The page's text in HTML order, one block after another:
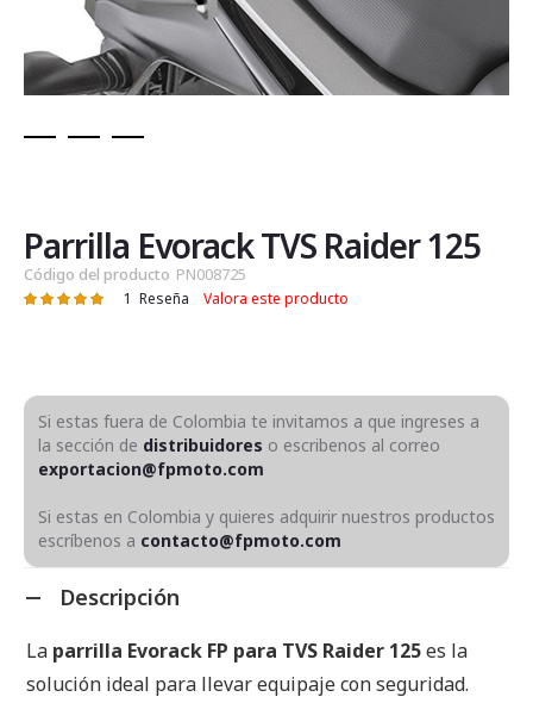
de
la
galería
de
Parrilla Evorack TVS Raider 125
Código del producto PN008725
Valoración: 1 Reseña Valora este producto
Si estas fuera de Colombia te invitamos a que ingreses a
la sección de distribuidores o escribenos al correo
exportacion@fpmoto.com
Si estas en Colombia y quieres adquirir nuestros productos
escríbenos a contacto@fpmoto.com
Descripción
La parrilla Evorack FP para TVS Raider 125es la
solución ideal para llevar equipaje con seguridad.